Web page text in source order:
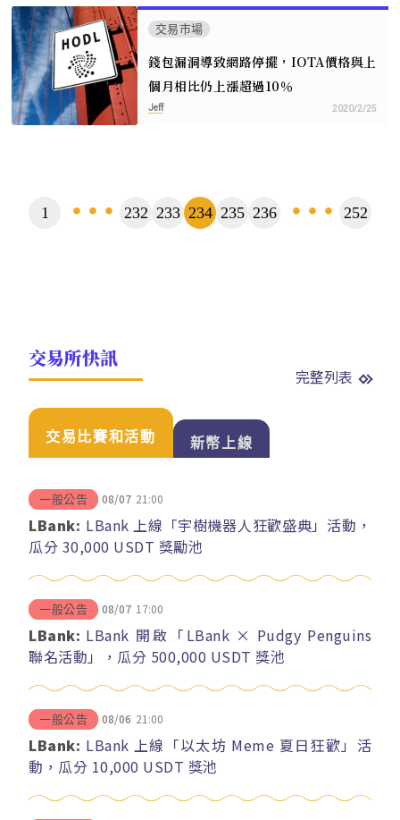
交易市場
錢包漏洞導致網路停擺，IOTA價格與上
個月相比仍上漲超過10％
Jeff 2020/2/25
1 ... 232 233 234 235 236 ... 252
交易所快訊
完整列表
交易比賽和活動 新幣上線
一般公告 08/07 21:00
LBank: LBank 上線「宇樹機器人狂歡盛典」活動，
瓜分 30,000 USDT 獎勵池
一般公告 08/07 17:00
LBank: LBank 開啟「LBank × Pudgy Penguins
聯名活動」，瓜分 500,000 USDT 獎池
一般公告 08/06 21:00
LBank: LBank 上線「以太坊 Meme 夏日狂歡」活
動，瓜分 10,000 USDT 獎池